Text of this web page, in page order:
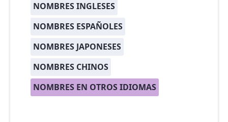
NOMBRES INGLESES
NOMBRES ESPAÑOLES
NOMBRES JAPONESES
NOMBRES CHINOS
NOMBRES EN OTROS IDIOMAS